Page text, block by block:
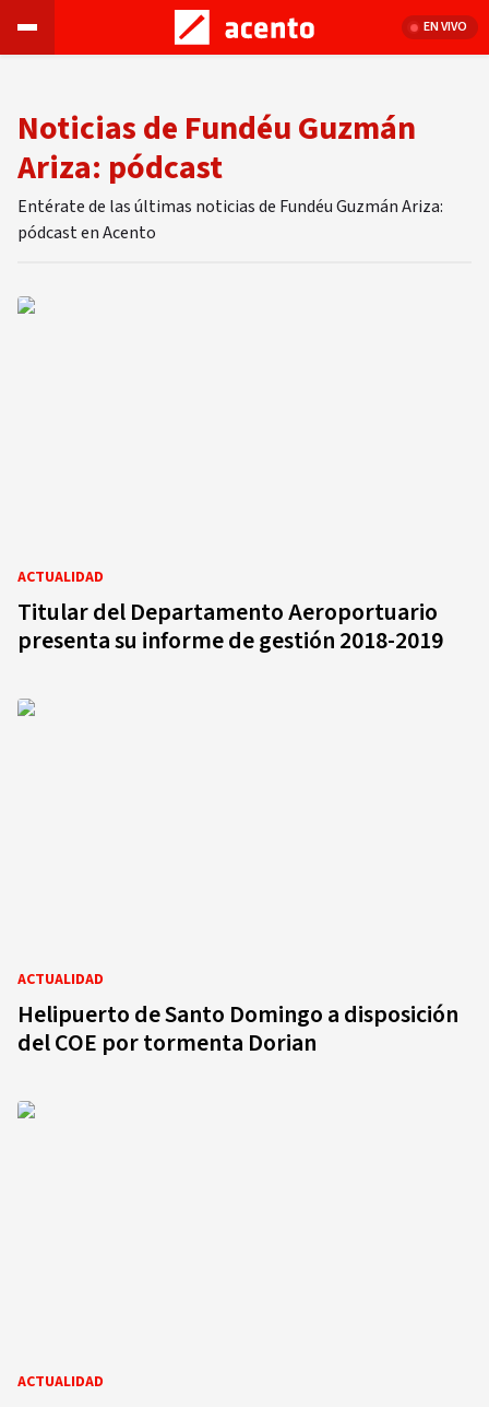
EN VIVO
Noticias de Fundéu Guzmán
Ariza: pódcast
Entérate de las últimas noticias de Fundéu Guzmán Ariza:
pódcast en Acento
ACTUALIDAD
Titular del Departamento Aeroportuario
presenta su informe de gestión 2018-2019
ACTUALIDAD
Helipuerto de Santo Domingo a disposición
del COE por tormenta Dorian
ACTUALIDAD